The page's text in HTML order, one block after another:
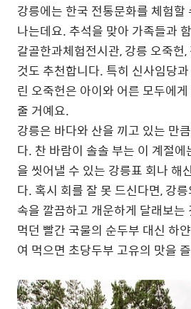
강릉에는 한국 전통문화를 체험할
나는데요. 추석을 맞아 가족들과
갈골한과체험전시관, 강릉 오죽헌
것도 추천합니다. 특히 신사임당
린 오죽헌은 아이와 어른 모두에
줄 거예요.
강릉은 바다와 산을 끼고 있는 만
다. 찬 바람이 솔솔 부는 이 계절
을 씻어낼 수 있는 강릉표 회나 해
다. 혹시 회를 잘 못 드신다면, 강
속을 깔끔하고 개운하게 달래보는
먹던 빨간 국물의 순두부 대신 하
여 먹으면 초당두부 고유의 맛을